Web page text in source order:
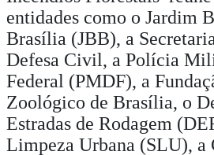
entidades como o Jardim
Brasília (JBB), a
Defesa Civil, a Polícia
Federal (PMDF), a
Zoológico de Brasília, o
Estradas de Rodagem
Limpeza Urbana (SLU), a